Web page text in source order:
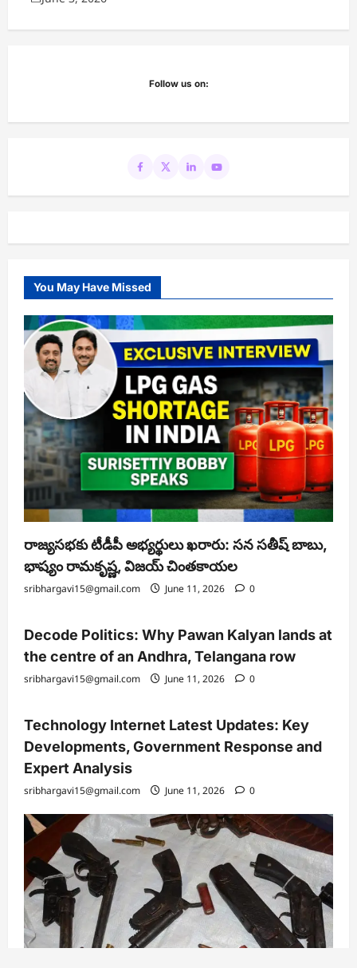
భాష్యం రామకృష్ణ, విజయ్ చింతకాయల
sribhargavi15@gmail.com June 11, 2026 0
Decode Politics: Why Pawan Kalyan lands at
sribhargavi15@gmail.com
Technology Internet Latest Updates: Key
Developments, Government Response and
Expert Analysis
sribhargavi15@gmail.com June 11, 2026 0
కృష్ణాజిల్లాలో నాటు తుపాకీ కలకలం….ఆయుధంతో
Anusha June 3, 2026 0
https://www.facebook.com/
https://x.com/
Copyright © 2026 All rights reserved. | ReviewNews
by AF
themes.